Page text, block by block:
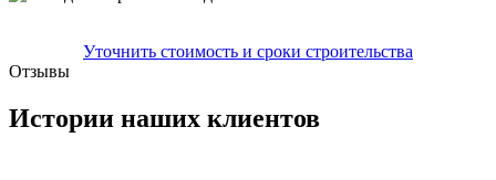
Уточнить стоимость и сроки строительства
Отзывы
Истории наших клиентов